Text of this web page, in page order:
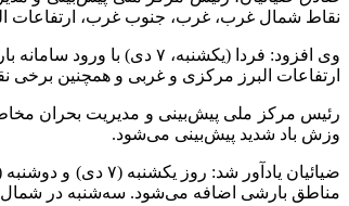
نقاط شمال غرب، غرب، جنوب غرب، ارتفاعات
وی افزود: فردا
ارتفاعات البرز مرکزی و غربی و همچنین
وزش باد شدید پیش‌بینی می‌شود.
مناطق بارشی اضافه می‌شود. سه‌شنبه در شمال